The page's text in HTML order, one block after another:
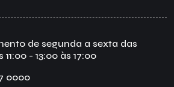
de segunda a sexta das
11:00 - 13:00 às 17:00
0000